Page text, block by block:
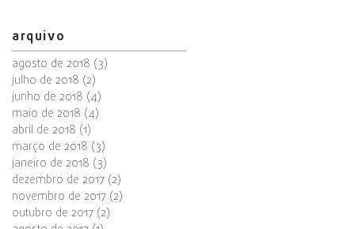
arquivo
agosto de 2018 (3)
julho de 2018 (2)
junho de 2018 (4)
maio de 2018 (4)
abril de 2018 (1)
março de 2018 (3)
janeiro de 2018 (3)
dezembro de 2017 (2)
novembro de 2017 (2)
outubro de 2017 (2)